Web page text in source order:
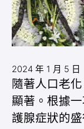
2024 年 1 月 5 日
隨著人口老
顯著。根據
護腺症狀的